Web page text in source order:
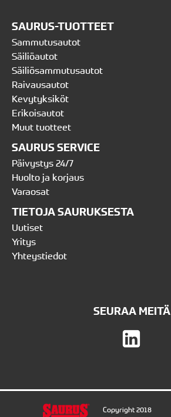
SAURUS-TUOTTEET
Sammutusautot
Säiliöautot
Säiliösammutusautot
Raivausautot
Kevytyksiköt
Erikoisautot
Muut tuotteet
SAURUS SERVICE
Päivystys 24/7
Huolto ja korjaus
Varaosat
TIETOJA SAURUKSESTA
Uutiset
Yritys
Yhteystiedot
SEURAA MEITÄ
Copyright 2018